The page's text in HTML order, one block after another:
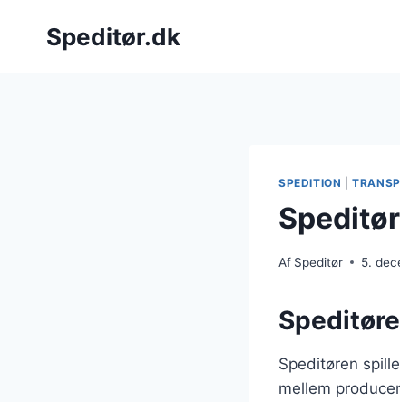
Speditør.dk
SPEDITION |
Af Speditør 5.
Speditøren
mellem